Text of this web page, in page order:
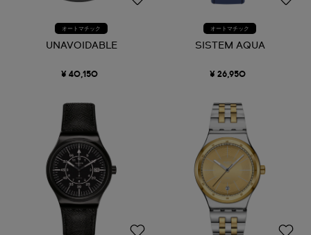
オートマチック
UNAVOIDABLE
¥ 40,150
オートマチック
SISTEM AQUA
¥ 26,950